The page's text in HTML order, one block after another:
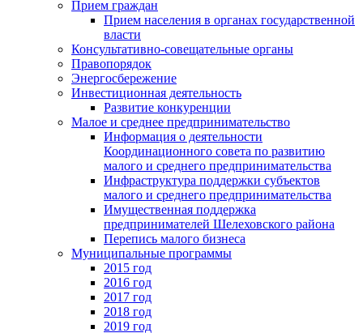
Прием граждан
Прием населения в органах государственной
власти
Консультативно-совещательные органы
Правопорядок
Энергосбережение
Инвестиционная деятельность
Развитие конкуренции
Малое и среднее предпринимательство
Информация о деятельности
Координационного совета по развитию
малого и среднего предпринимательства
Инфраструктура поддержки субъектов
малого и среднего предпринимательства
Имущественная поддержка
предпринимателей Шелеховского района
Перепись малого бизнеса
Муниципальные программы
2015 год
2016 год
2017 год
2018 год
2019 год